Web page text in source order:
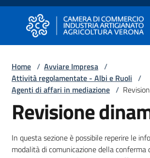
Vai al contenuto
Vai alla navigazione
Vai al footer
Camera di Commercio di Verona
Camera di Commercio di
Avviare
Impresa
Gestire
Impresa
Home / Avviare Impresa /
Attività regolamentate - Albi e Ruoli /
Agenti di affari in mediazione /
Revisione
In questa sezione è possibile reperire le
modalità di comunicazione della conferma